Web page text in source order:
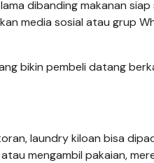
dibanding makanan siap
media sosial atau grup
bikin pembeli datang
laundry kiloan bisa
mengambil pakaian,